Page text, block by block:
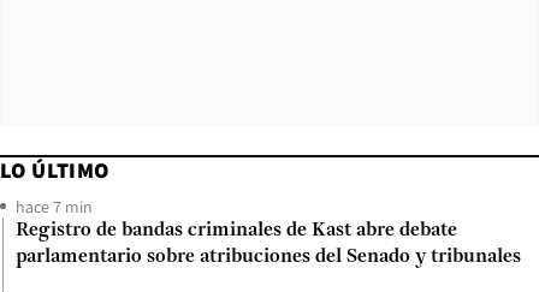
LO ÚLTIMO
hace 7 min
Registro de bandas criminales de Kast abre debate
parlamentario sobre atribuciones del Senado y tribunales